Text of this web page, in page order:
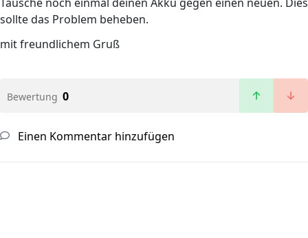
sollte das Problem beheben.
mit freundlichem Gruß
Bewertung 0
Einen Kommentar hinzufügen